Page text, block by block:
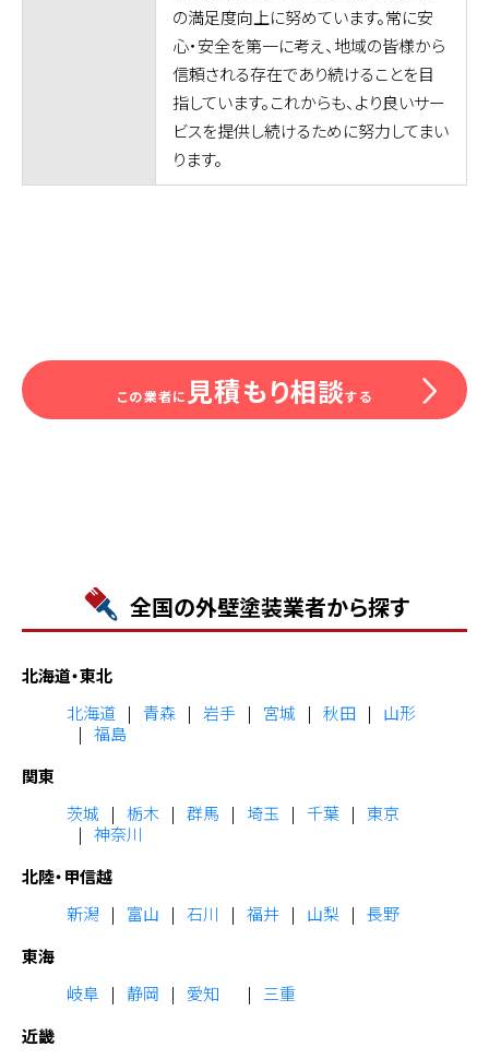
の満足度向上に努めています。常に安
心・安全を第一に考え、地域の皆様から
信頼される存在であり続けることを目
指しています。これからも、より良いサー
ビスを提供し続けるために努力してまい
ります。
この業者に 見積もり相談する
全国の外壁塗装業者から探す
北海道・東北
北海道
青森 岩手 宮城 秋田
山形
福島
関東
茨城
栃木 群馬 埼玉 千葉
東京
神奈川
北陸・甲信越
新潟
富山 石川 福井 山梨
長野
東海
岐阜
静岡 愛知
三重
近畿